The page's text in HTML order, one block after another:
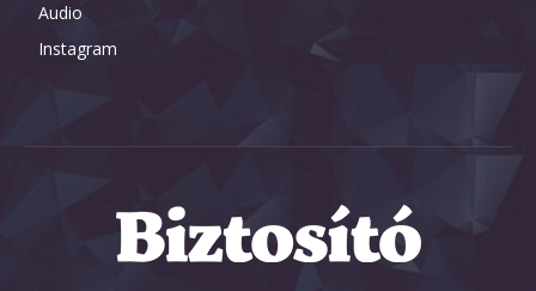
Audio
Instagram